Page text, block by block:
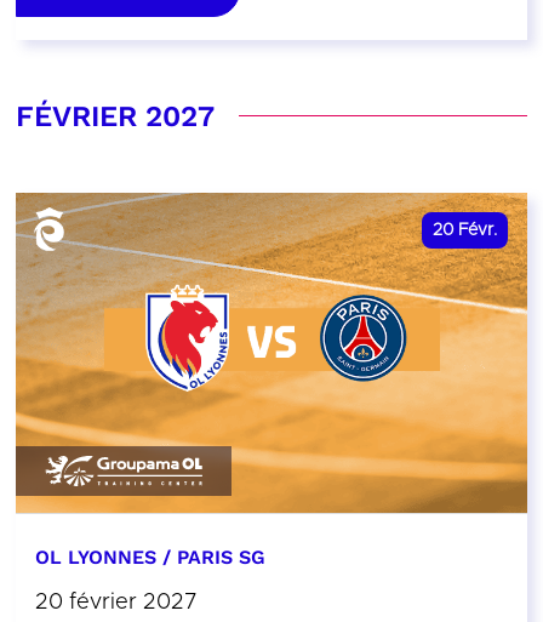
FÉVRIER 2027
20 Févr.
OL LYONNES / PARIS SG
20 février 2027